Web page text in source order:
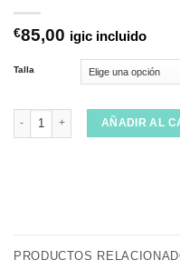
€85,00 igic incluido
Talla
Sudadera Vissla Sam Pull Over
AÑADIR AL
PRODUCTOS